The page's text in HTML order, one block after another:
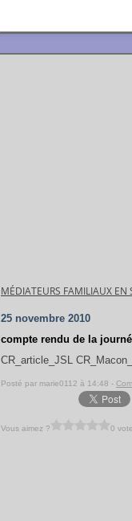
MÉDIATEURS FAMILIAUX EN
25 novembre 2010
compte rendu de la
CR_article_JSL
Posté par marie0112 à 14:48 -
Vous aimez ? 0 vote